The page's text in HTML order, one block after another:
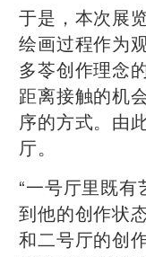
于是，本次展
绘画过程作为
多苓创作理念
距离接触的机
序的方式。由
厅。
“一号厅里既
到他的创作状
和二号厅的创